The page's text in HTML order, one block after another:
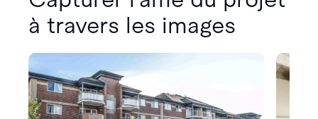
à travers les images